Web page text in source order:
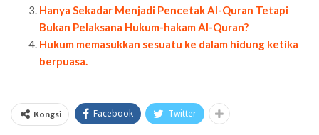
Hanya Sekadar Menjadi Pencetak Al-Quran Tetapi
Bukan Pelaksana Hukum-hakam Al-Quran?
Hukum memasukkan sesuatu ke dalam hidung ketika
berpuasa.
Kongsi Facebook Twitter